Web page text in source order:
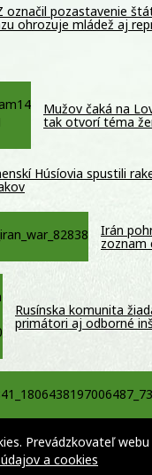
označil pozastavenie
ohrozuje mládež aj
Mužov čaká na
tak otvorí téma
Húsíovia spustili
Irán
zoznam
Rusínska komunita
primátori aj odborné
Prevádzkovateľ
a cookies